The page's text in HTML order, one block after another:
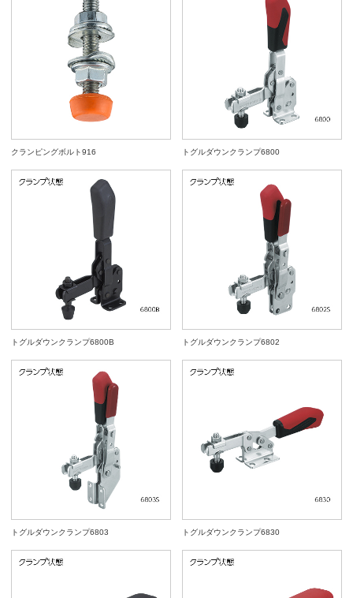
クランピングボルト916 トグルダウンクランプ6800
トグルダウンクランプ6800B トグルダウンクランプ6802
トグルダウンクランプ6803 トグルダウンクランプ6830